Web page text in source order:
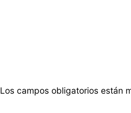
Los campos obligatorios están